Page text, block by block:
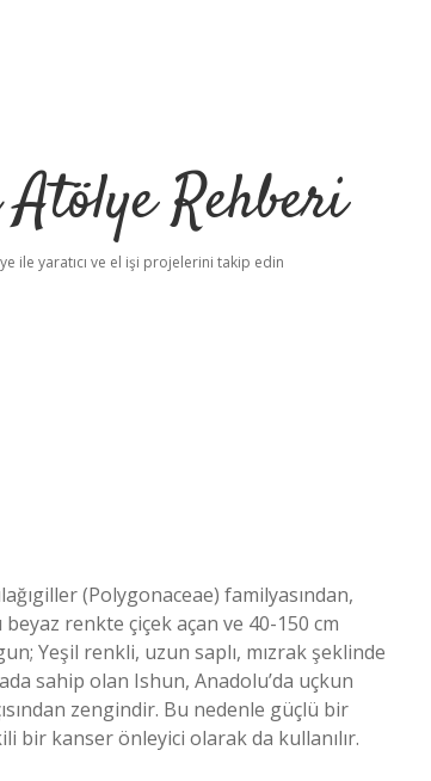
Rehberi
ile yaratıcı ve el işi projelerini takip edin
(Polygonaceae) familyasından,
renkte çiçek açan ve 40-150 cm
Yeşil renkli, uzun saplı, mızrak şeklinde
sahip olan Ishun, Anadolu’da uçkun
zengindir. Bu nedenle güçlü bir
bir kanser önleyici olarak da kullanılır.